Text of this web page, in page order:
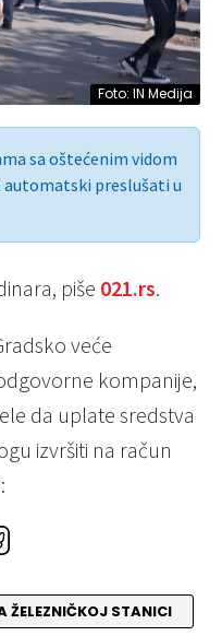
Foto: IN Medija
sa oštećenim vidom
automatski preslušati u
piše 021.rs.
veće
kompanije,
da uplate sredstva
izvršiti na račun
ŽELEZNIČKOJ STANICI